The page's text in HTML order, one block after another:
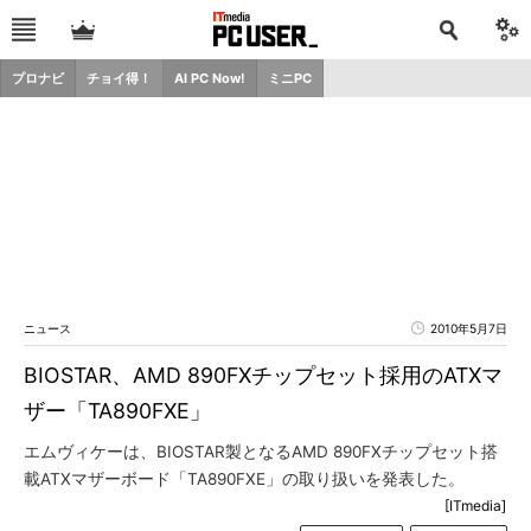
プロナビ チョイ得！ AI PC Now! ミニPC
ニュース 2010年5月7日
BIOSTAR、AMD 890FXチップセット採用のATXマ
ザー「TA890FXE」
エムヴィケーは、BIOSTAR製となるAMD 890FXチップセット搭
載ATXマザーボード「TA890FXE」の取り扱いを発表した。
[ITmedia]